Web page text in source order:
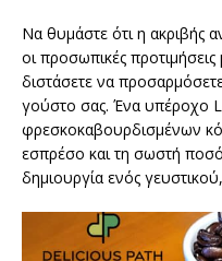
Να θυμάστε ότι η ακριβής
οι προσωπικές
διστάσετε να
γούστο σας. Ένα υπέροχο
φρεσκοκαβουρδισμένων
εσπρέσο και τη σωστή
δημιουργία ενός